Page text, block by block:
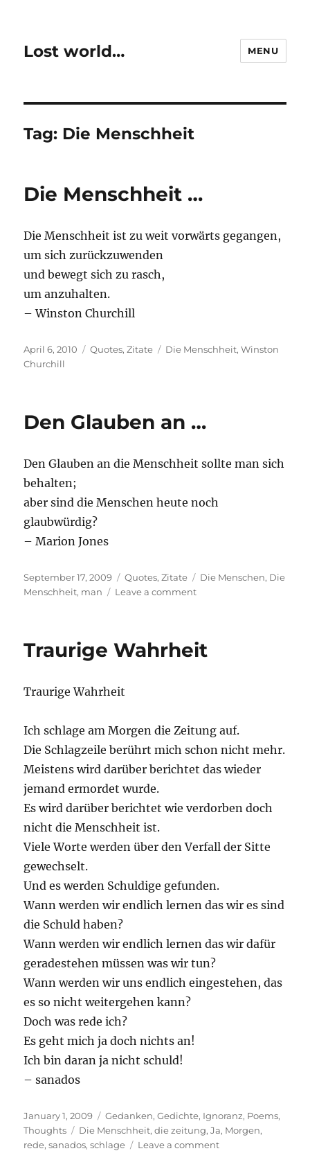
Lost world… MENU
Tag: Die Menschheit
Die Menschheit …
Die Menschheit ist zu weit vorwärts gegangen,
um sich zurückzuwenden
und bewegt sich zu rasch,
um anzuhalten.
– Winston Churchill
Posted
on
April 6, 2010 Categories
Quotes,Zitate Tags
Die Menschheit,Winston
Churchill
Den Glauben an …
Den Glauben an die Menschheit sollte man sich
behalten;
aber sind die Menschen heute noch
glaubwürdig?
– Marion Jones
Posted
on
September 17, 2009 Categories
Quotes,Zitate Tags
Die Menschen, Die
Menschheit, man Leave a commenton
…
Traurige Wahrheit
Traurige Wahrheit
Ich schlage am Morgen die Zeitung auf.
Die Schlagzeile berührt mich schon nicht mehr.
Meistens wird darüber berichtet das wieder
jemand ermordet wurde.
Es wird darüber berichtet wie verdorben doch
nicht die Menschheit ist.
Viele Worte werden über den Verfall der Sitte
gewechselt.
Und es werden Schuldige gefunden.
Wann werden wir endlich lernen das wir es sind
die Schuld haben?
Wann werden wir endlich lernen das wir dafür
geradestehen müssen was wir tun?
Wann werden wir uns endlich eingestehen, das
es so nicht weitergehen kann?
Doch was rede ich?
Es geht mich ja doch nichts an!
Ich bin daran ja nicht schuld!
– sanados
Posted
on
January 1, 2009 Categories
Gedanken,Gedichte, Ignoranz, Poems,
Thoughts
Tags
Die Menschheit,die zeitung,Ja, Morgen,
rede,sanados,schlage Leave a commenton